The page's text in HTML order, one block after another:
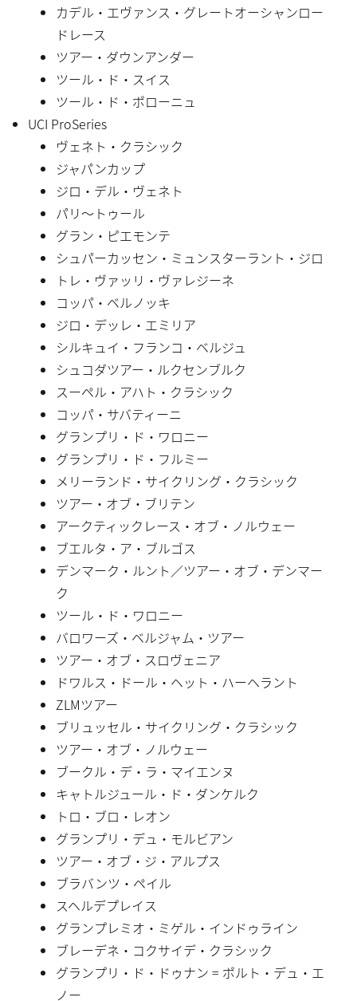
カデル・エヴァンス・グレートオーシャンロー
ドレース
ツアー・ダウンアンダー
ツール・ド・スイス
ツール・ド・ポローニュ
UCI ProSeries
ヴェネト・クラシック
ジャパンカップ
ジロ・デル・ヴェネト
パリ〜トゥール
グラン・ピエモンテ
シュパーカッセン・ミュンスターラント・ジロ
トレ・ヴァッリ・ヴァレジーネ
コッパ・ベルノッキ
ジロ・デッレ・エミリア
シルキュイ・フランコ・ベルジュ
シュコダツアー・ルクセンブルク
スーペル・アハト・クラシック
コッパ・サバティーニ
グランプリ・ド・ワロニー
グランプリ・ド・フルミー
メリーランド・サイクリング・クラシック
ツアー・オブ・ブリテン
アークティックレース・オブ・ノルウェー
ブエルタ・ア・ブルゴス
デンマーク・ルント／ツアー・オブ・デンマー
ク
ツール・ド・ワロニー
バロワーズ・ベルジャム・ツアー
ツアー・オブ・スロヴェニア
ドワルス・ドール・ヘット・ハーヘラント
ZLMツアー
ブリュッセル・サイクリング・クラシック
ツアー・オブ・ノルウェー
ブークル・デ・ラ・マイエンヌ
キャトルジュール・ド・ダンケルク
トロ・ブロ・レオン
グランプリ・デュ・モルビアン
ツアー・オブ・ジ・アルプス
ブラバンツ・ペイル
スヘルデプレイス
グランプレミオ・ミゲル・インドゥライン
ブレーデネ・コクサイデ・クラシック
グランプリ・ド・ドゥナン = ポルト・デュ・エ
ノー